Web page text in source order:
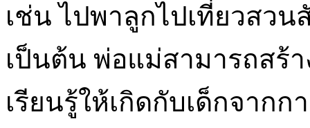
เช่น ไปพาลูกไปเที่ยวสวน
เป็นต้น พ่อแม่สามารถสร้
เรียนรู้ให้เกิดกับเด็กจาก